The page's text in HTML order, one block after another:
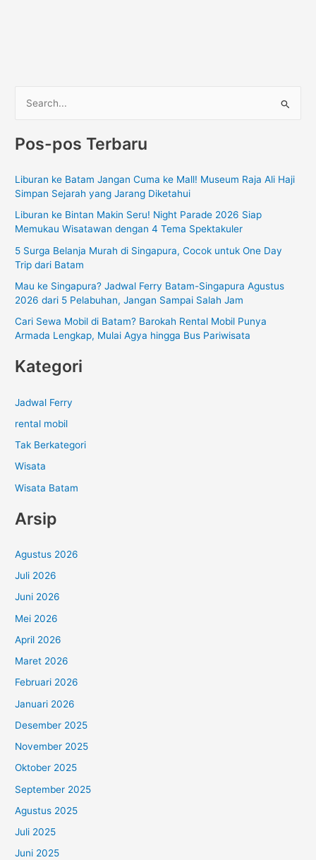
r
u
n
t
Pos-pos Terbaru
Liburan ke Batam Jangan Cuma ke Mall! Museum Raja Ali Haji
Simpan Sejarah yang Jarang Diketahui
Liburan ke Bintan Makin Seru! Night Parade 2026 Siap
Memukau Wisatawan dengan 4 Tema Spektakuler
5 Surga Belanja Murah di Singapura, Cocok untuk One Day
Trip dari Batam
Mau ke Singapura? Jadwal Ferry Batam-Singapura Agustus
2026 dari 5 Pelabuhan, Jangan Sampai Salah Jam
Cari Sewa Mobil di Batam? Barokah Rental Mobil Punya
Armada Lengkap, Mulai Agya hingga Bus Pariwisata
Kategori
Jadwal Ferry
rental mobil
Tak Berkategori
Wisata
Wisata Batam
Arsip
Agustus 2026
Juli 2026
Juni 2026
Mei 2026
April 2026
Maret 2026
Februari 2026
Januari 2026
Desember 2025
November 2025
Oktober 2025
September 2025
Agustus 2025
Juli 2025
Juni 2025